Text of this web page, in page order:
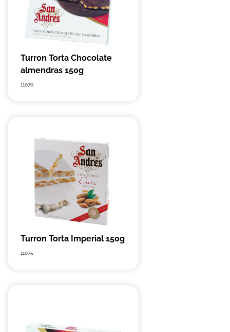
Turron Torta Chocolate
almendras 150g
11076
Turron Torta Imperial 150g
11075